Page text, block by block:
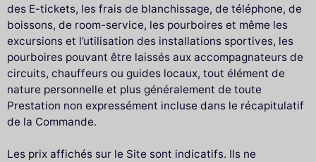
des E-tickets, les frais de blanchissage, de téléphone, de
boissons, de room-service, les pourboires et même les
excursions et l’utilisation des installations sportives, les
pourboires pouvant être laissés aux accompagnateurs de
circuits, chauffeurs ou guides locaux, tout élément de
nature personnelle et plus généralement de toute
Prestation non expressément incluse dans le récapitulatif
de la Commande.
Les prix affichés sur le Site sont indicatifs. Ils ne